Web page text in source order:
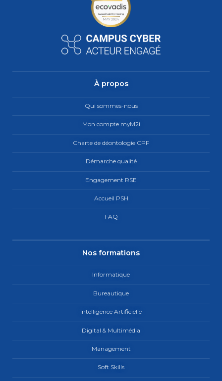
À propos
Qui sommes-nous
Mon compte myM2i
Charte de déontologie CPF
Démarche qualité
Engagement RSE
Accueil PSH
FAQ
Nos formations
Informatique
Bureautique
Intelligence Artificielle
Digital & Multimédia
Management
Soft Skills